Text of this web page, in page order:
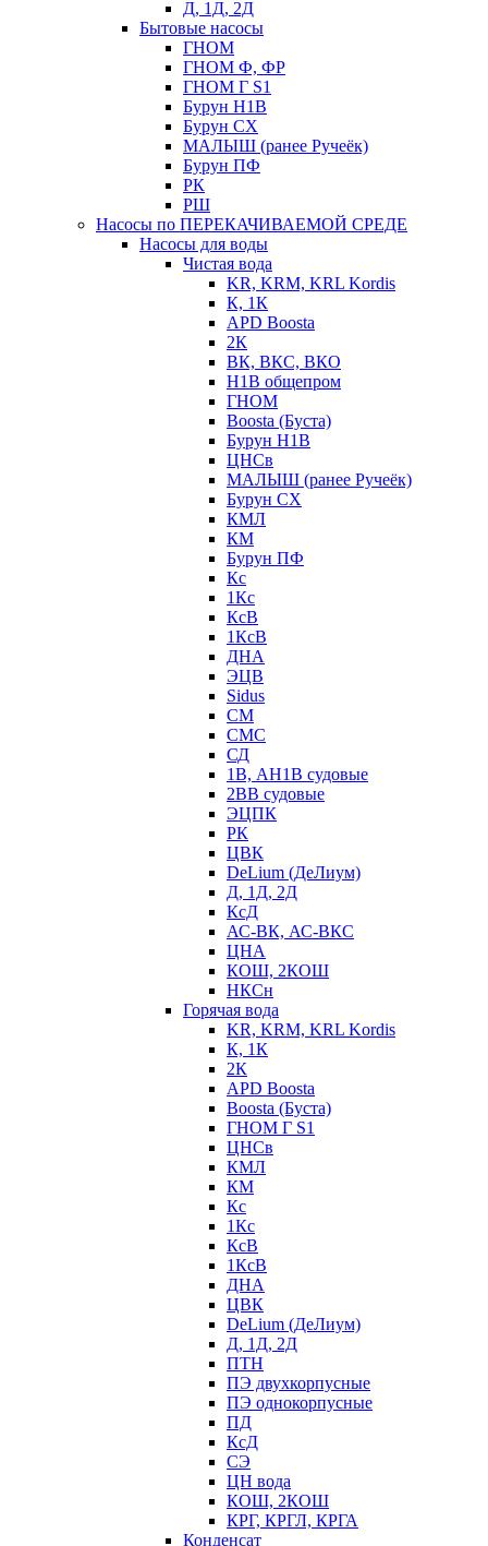
Д, 1Д, 2Д
Бытовые насосы
ГНОМ
ГНОМ Ф, ФР
ГНОМ Г S1
Бурун Н1В
Бурун СХ
МАЛЫШ (ранее Ручеёк)
Бурун ПФ
РК
РШ
Насосы по ПЕРЕКАЧИВАЕМОЙ СРЕДЕ
Насосы для воды
Чистая вода
KR, KRM, KRL Kordis
К, 1К
APD Boosta
2К
ВК, ВКС, ВКО
Н1В общепром
ГНОМ
Boosta (Буста)
Бурун Н1В
ЦНСв
МАЛЫШ (ранее Ручеёк)
Бурун СХ
КМЛ
КМ
Бурун ПФ
Кс
1Кс
КсВ
1КсВ
ДНА
ЭЦВ
Sidus
СМ
СМС
СД
1В, АН1В судовые
2ВВ судовые
ЭЦПК
РК
ЦВК
DeLium (ДеЛиум)
Д, 1Д, 2Д
КсД
АС-ВК, АС-ВКС
ЦНА
КОШ, 2КОШ
НКСн
Горячая вода
KR, KRM, KRL Kordis
К, 1К
2К
APD Boosta
Boosta (Буста)
ГНОМ Г S1
ЦНСв
КМЛ
КМ
Кс
1Кс
КсВ
1КсВ
ДНА
ЦВК
DeLium (ДеЛиум)
Д, 1Д, 2Д
ПТН
ПЭ двухкорпусные
ПЭ однокорпусные
ПД
КсД
СЭ
ЦН вода
КОШ, 2КОШ
КРГ, КРГЛ, КРГА
Конденсат